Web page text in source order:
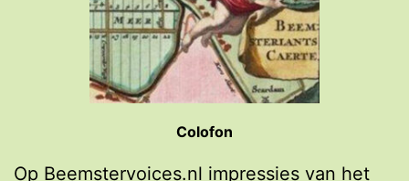
Colofon
Op Beemstervoices.nl impressies van het